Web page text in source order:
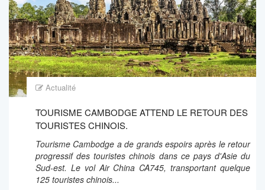
Actualité
TOURISME CAMBODGE ATTEND LE RETOUR DES
TOURISTES CHINOIS.
Tourisme Cambodge a de grands espoirs après le retour
progressif des touristes chinois dans ce pays d'Asie du
Sud-est. Le vol Air China CA745, transportant quelque
125 touristes chinois...